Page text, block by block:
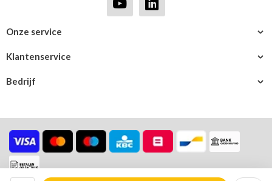
Bedrijf
Klantenservice
Onze service